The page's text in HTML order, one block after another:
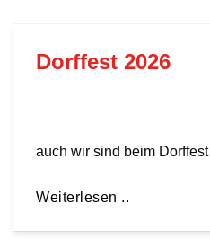
Dorffest 2026
auch wir sind beim
Weiterlesen ..